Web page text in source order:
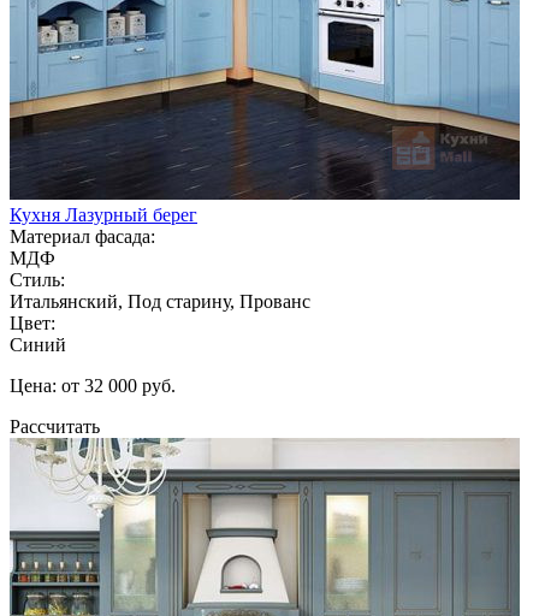
Кухня Лазурный берег
Материал фасада:
МДФ
Стиль:
Итальянский, Под старину, Прованс
Цвет:
Синий
Цена: от 32 000 руб.
Рассчитать